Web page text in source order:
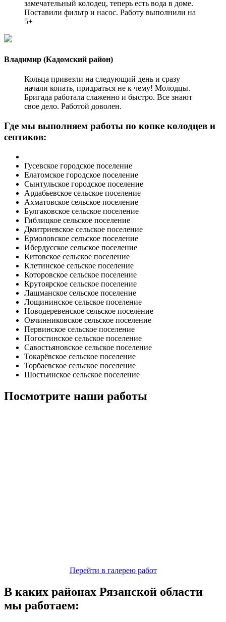
замечательный колодец, теперь есть вода в доме.
Поставили фильтр и насос. Работу выполнили на
5+
Владимир (Кадомский район)
Кольца привезли на следующий день и сразу
начали копать, придраться не к чему! Молодцы.
Бригада работала слаженно и быстро. Все знают
свое дело. Работой доволен.
Где мы выполняем работы по копке колодцев и
септиков:
Гусевское городское поселение
Елатомское городское поселение
Сынтульское городское поселение
Ардабьевское сельское поселение
Ахматовское сельское поселение
Булгаковское сельское поселение
Гиблицкое сельское поселение
Дмитриевское сельское поселение
Ермоловское сельское поселение
Ибердусское сельское поселение
Китовское сельское поселение
Клетинское сельское поселение
Которовское сельское поселение
Крутоярское сельское поселение
Лашманское сельское поселение
Лощининское сельское поселение
Новодеревенское сельское поселение
Овчинниковское сельское поселение
Первинское сельское поселение
Погостинское сельское поселение
Савостьяновское сельское поселение
Токарёвское сельское поселение
Торбаевское сельское поселение
Шостьинское сельское поселение
Посмотрите наши работы
Перейти в галерею работ
В каких районах Рязанской области
мы работаем: